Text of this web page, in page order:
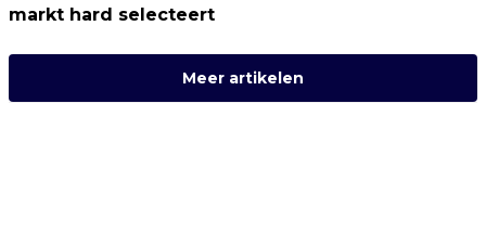
markt hard selecteert
Meer artikelen